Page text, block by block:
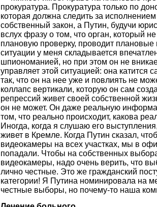
прокуратура. Прокуратура только по
которая должна следить за
собственный закон, а Путин, будучи
вслух фразу о том, что орган, который
плановую проверку, проводит плановые
ситуации у меня складывается
шпиономанией, но при этом он не
управляет этой ситуацией: она катится
так, что он на нее уже и повлиять не
коллапс вертикали, которую он сам
репрессий живет своей собственной
он не может. Он даже реальную
том, что реально происходит, какова
Иногда, когда я слушаю его
живет в Кремле. Когда Путин сказал,
видеокамеры на всех участках, мы в
попадали. Чтобы на собственных
видеокамеры, надо очень верить, что
лично честные. Это же гражданский
категории! Я Путина номинировала на
честные выборы, но почему-то наша